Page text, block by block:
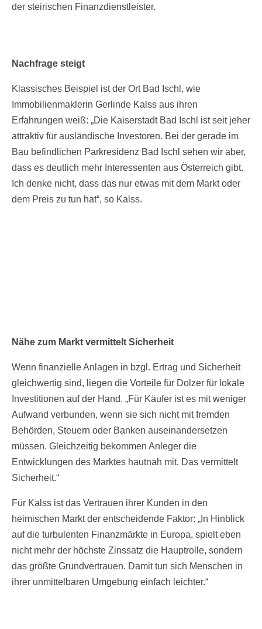
der steirischen Finanzdienstleister.
Nachfrage steigt
Klassisches Beispiel ist der Ort Bad Ischl, wie
Immobilienmaklerin Gerlinde Kalss aus ihren
Erfahrungen weiß: „Die Kaiserstadt Bad Ischl ist seit jeher
attraktiv für ausländische Investoren. Bei der gerade im
Bau befindlichen Parkresidenz Bad Ischl sehen wir aber,
dass es deutlich mehr Interessenten aus Österreich gibt.
Ich denke nicht, dass das nur etwas mit dem Markt oder
dem Preis zu tun hat“, so Kalss.
Nähe zum Markt vermittelt Sicherheit
Wenn finanzielle Anlagen in bzgl. Ertrag und Sicherheit
gleichwertig sind, liegen die Vorteile für Dolzer für lokale
Investitionen auf der Hand. „Für Käufer ist es mit weniger
Aufwand verbunden, wenn sie sich nicht mit fremden
Behörden, Steuern oder Banken auseinandersetzen
müssen. Gleichzeitig bekommen Anleger die
Entwicklungen des Marktes hautnah mit. Das vermittelt
Sicherheit.“
Für Kalss ist das Vertrauen ihrer Kunden in den
heimischen Markt der entscheidende Faktor: „In Hinblick
auf die turbulenten Finanzmärkte in Europa, spielt eben
nicht mehr der höchste Zinssatz die Hauptrolle, sondern
das größte Grundvertrauen. Damit tun sich Menschen in
ihrer unmittelbaren Umgebung einfach leichter.“